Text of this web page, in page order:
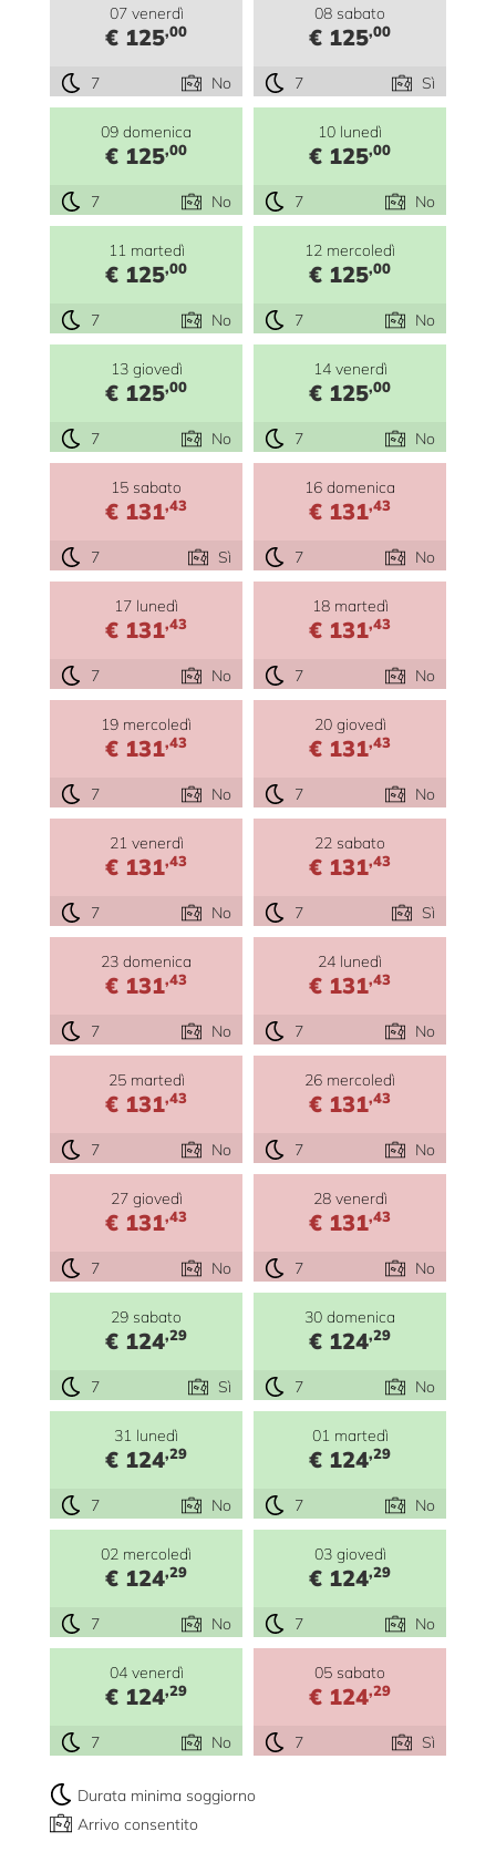
07 venerdì
€ 125,00
7 No
08 sabato
€ 125,00
7 Sì
09 domenica
€ 125,00
7 No
10 lunedì
€ 125,00
7 No
11 martedì
€ 125,00
7 No
12 mercoledì
€ 125,00
7 No
13 giovedì
€ 125,00
7 No
14 venerdì
€ 125,00
7 No
15 sabato
€ 131,43
7 Sì
16 domenica
€ 131,43
7 No
17 lunedì
€ 131,43
7 No
18 martedì
€ 131,43
7 No
19 mercoledì
€ 131,43
7 No
20 giovedì
€ 131,43
7 No
21 venerdì
€ 131,43
7 No
22 sabato
€ 131,43
7 Sì
23 domenica
€ 131,43
7 No
24 lunedì
€ 131,43
7 No
25 martedì
€ 131,43
7 No
26 mercoledì
€ 131,43
7 No
27 giovedì
€ 131,43
7 No
28 venerdì
€ 131,43
7 No
29 sabato
€ 124,29
7 Sì
30 domenica
€ 124,29
7 No
31 lunedì
€ 124,29
7 No
01 martedì
€ 124,29
7 No
02 mercoledì
€ 124,29
7 No
03 giovedì
€ 124,29
7 No
04 venerdì
€ 124,29
7 No
05 sabato
€ 124,29
7 Sì
Durata minima soggiorno
Arrivo consentito